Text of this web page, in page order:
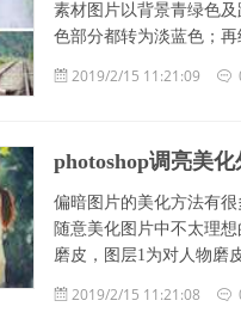
素材图片以背景青绿色
色部分都转为淡蓝色；
2019/2/15 11:21:09
photoshop调亮美
偏暗图片的美化方法有
随意美化图片中不太理
磨皮，图层1为对人物磨
2019/2/15 11:21:08